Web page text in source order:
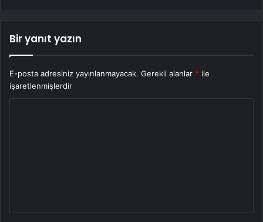
Bir yanıt yazın
E-posta adresiniz yayınlanmayacak. Gerekli alanlar * ile
işaretlenmişlerdir